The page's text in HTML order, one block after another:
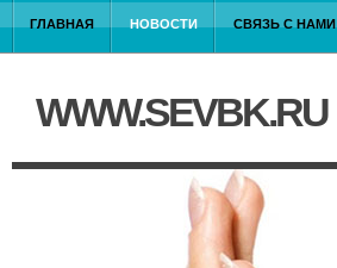
ГЛАВНАЯ НОВОСТИ СВЯЗЬ С НАМИ
WWW.SEVBK.RU